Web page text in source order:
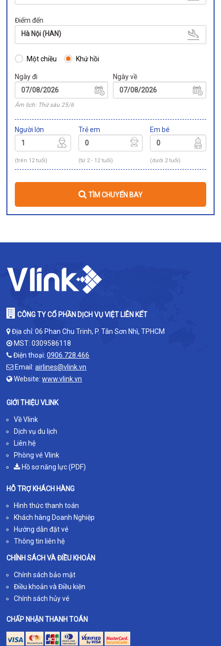
Điểm đến
Hà Nội (HAN)
Một chiều Khứ hồi
Ngày đi
Âm lịch: Thứ sáu 25/6
Ngày về
Người lớn
(trên 12 tuổi)
Trẻ em
(từ 2 - 12 tuổi)
Em bé
(dưới 2 tuổi)
TÌM CHUYẾN BAY
CÔNG TY CỔ PHẦN DỊCH VỤ VIỆT LIÊN KẾT
Địa chỉ: 06 Phan Chu Trinh, P. Tân Sơn Nhì, TPHCM
MST: 0309586118
Điện thoại:0906.728.466
Email:airlines@vlink.vn
Website:www.vlink.vn
GIỚI THIỆU VLINK
Về Vlink
Dịch vụ du lịch
Liên hệ
Phòng vé Vlink
Hồ sơ năng lực (PDF)
HỖ TRỢ KHÁCH HÀNG
Hình thức thanh toán
Khách hàng Doanh Nghiệp
Hướng dẫn đặt vé
Thông tin liên hệ
CHÍNH SÁCH VÀ ĐIỀU KHOẢN
Chính sách bảo mật
Điều khoản và Điều kiện
Chính sách hủy vé
CHẤP NHẬN THANH TOÁN